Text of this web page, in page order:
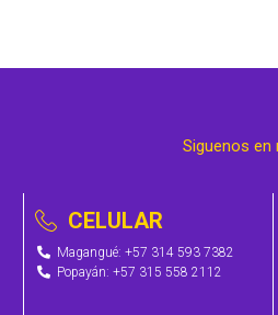
Siguenos en
CELULAR
Magangué: +57 314 593 7382
Popayán: +57 315 558 2112